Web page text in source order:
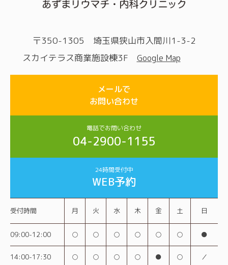
〒350-1305 埼玉県狭山市入間川1-3-2
スカイテラス商業施設棟3F Google Map
メールで
お問い合わせ
電話でお問い合わせ
04-2900-1155
24時間受付中
WEB予約
受付時間 月 火 水 木 金 土 日
09:00-12:00 ○ ○ ○ ○ ○ ○ ●
14:00-17:30 ○ ○ ○ ○ ● ○ ／